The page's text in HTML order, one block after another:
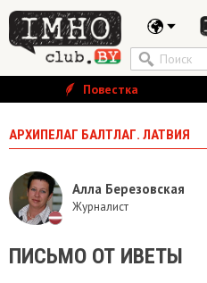
Повестка
АРХИПЕЛАГ БАЛТЛАГ. ЛАТВИЯ
Алла Березовская
Журналист
ПИСЬМО ОТ ИВЕТЫ